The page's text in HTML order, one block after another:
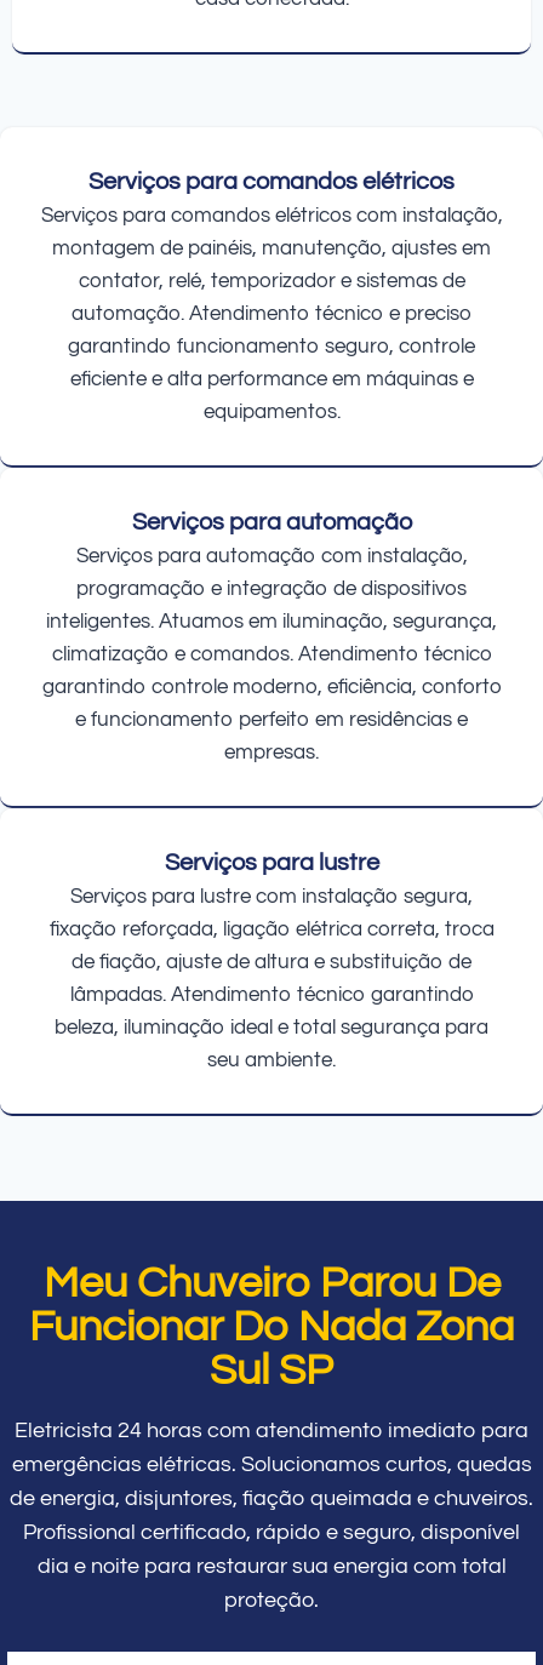
Serviços para comandos elétricos
Serviços para comandos elétricos com instalação,
montagem de painéis, manutenção, ajustes em
contator, relé, temporizador e sistemas de
automação. Atendimento técnico e preciso
garantindo funcionamento seguro, controle
eficiente e alta performance em máquinas e
equipamentos.
Serviços para automação
Serviços para automação com instalação,
programação e integração de dispositivos
inteligentes. Atuamos em iluminação, segurança,
climatização e comandos. Atendimento técnico
garantindo controle moderno, eficiência, conforto
e funcionamento perfeito em residências e
empresas.
Serviços para lustre
Serviços para lustre com instalação segura,
fixação reforçada, ligação elétrica correta, troca
de fiação, ajuste de altura e substituição de
lâmpadas. Atendimento técnico garantindo
beleza, iluminação ideal e total segurança para
seu ambiente.
Meu Chuveiro Parou De
Funcionar Do Nada Zona
Sul SP
Eletricista 24 horas com atendimento imediato para
emergências elétricas. Solucionamos curtos, quedas
de energia, disjuntores, fiação queimada e chuveiros.
Profissional certificado, rápido e seguro, disponível
dia e noite para restaurar sua energia com total
proteção.